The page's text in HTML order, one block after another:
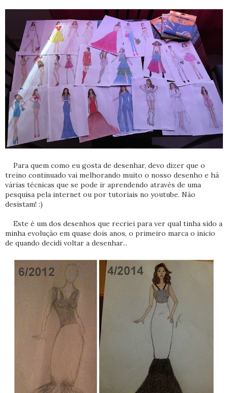
Para quem como eu gosta de desenhar, devo dizer que o
treino continuado vai melhorando muito o nosso desenho e há
várias técnicas que se pode ir aprendendo através de uma
pesquisa pela internet ou por tutoriais no youtube. Não
desistam! :)
Este é um dos desenhos que recriei para ver qual tinha sido a
minha evolução em quase dois anos, o primeiro marca o inicio
de quando decidi voltar a desenhar...